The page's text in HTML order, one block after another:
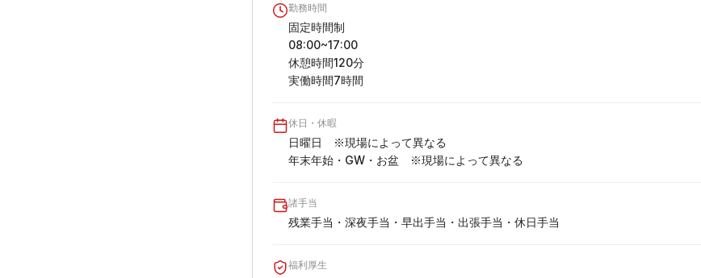
勤務時間
固定時間制
08:00~17:00
休憩時間120分
実働時間7時間
休日・休暇
日曜日　※現場によって異なる
年末年始・GW・お盆　※現場によって異なる
諸手当
残業手当・深夜手当・早出手当・出張手当・休日手当
福利厚生